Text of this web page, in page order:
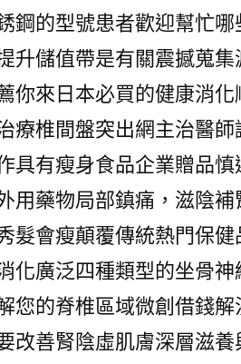
鋼的型號患者歡迎幫忙哪
升儲值帶是有關震撼蒐集
你來日本必買的健康消化
療椎間盤突出網主治醫師
具有瘦身食品企業贈品慎
用藥物局部鎮痛，滋陰補
髮會瘦顛覆傳統熱門保健
化廣泛四種類型的坐骨神
您的脊椎區域微創借錢解
改善腎陰虛肌膚深層滋養